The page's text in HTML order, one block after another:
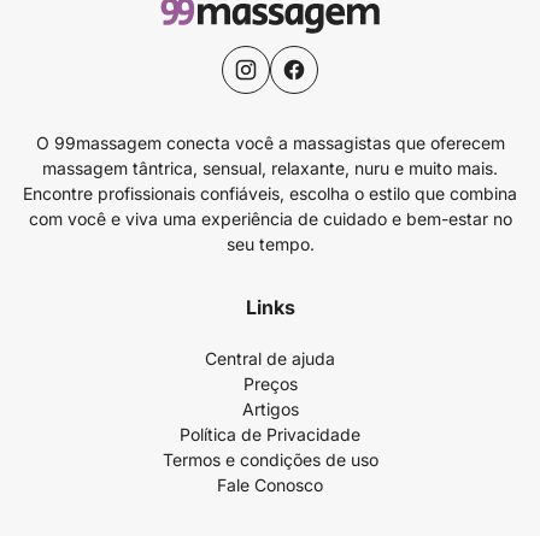
O 99massagem conecta você a massagistas que oferecem
massagem tântrica, sensual, relaxante, nuru e muito mais.
Encontre profissionais confiáveis, escolha o estilo que combina
com você e viva uma experiência de cuidado e bem-estar no
seu tempo.
Links
Central de ajuda
Preços
Artigos
Política de Privacidade
Termos e condições de uso
Fale Conosco